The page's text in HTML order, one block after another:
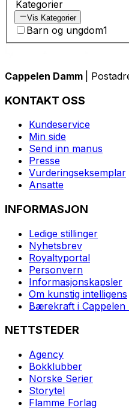
Kategorier
Vis Kategorier
Barn og ungdom1
Cappelen Damm |
KONTAKT OSS
Kundeservice
Min side
Send inn manus
Presse
Vurderingseksemplar
Ansatte
INFORMASJON
Ledige stillinger
Nyhetsbrev
Royaltyportal
Personvern
Informasjonskapsler
Om kunstig intelligens
Bærekraft i Cappelen
NETTSTEDER
Agency
Bokklubber
Norske Serier
Storytel
Flamme Forlag